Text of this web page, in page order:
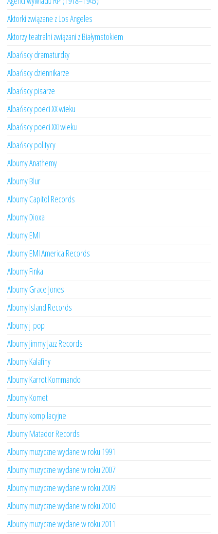
Aktorki związane z Los Angeles
Aktorzy teatralni związani z Białymstokiem
Albańscy dramaturdzy
Albańscy dziennikarze
Albańscy pisarze
Albańscy poeci XX wieku
Albańscy poeci XXI wieku
Albańscy politycy
Albumy Anathemy
Albumy Blur
Albumy Capitol Records
Albumy Dioxa
Albumy EMI
Albumy EMI America Records
Albumy Finka
Albumy Grace Jones
Albumy Island Records
Albumy j-pop
Albumy Jimmy Jazz Records
Albumy Kalafiny
Albumy Karrot Kommando
Albumy Komet
Albumy kompilacyjne
Albumy Matador Records
Albumy muzyczne wydane w roku 1991
Albumy muzyczne wydane w roku 2007
Albumy muzyczne wydane w roku 2009
Albumy muzyczne wydane w roku 2010
Albumy muzyczne wydane w roku 2011